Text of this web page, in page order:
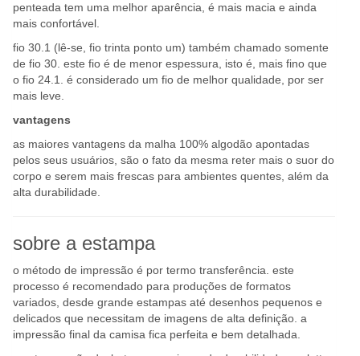
penteada tem uma melhor aparência, é mais macia e ainda
mais confortável.
fio 30.1 (lê-se, fio trinta ponto um) também chamado somente
de fio 30. este fio é de menor espessura, isto é, mais fino que
o fio 24.1. é considerado um fio de melhor qualidade, por ser
mais leve.
vantagens
as maiores vantagens da malha 100% algodão apontadas
pelos seus usuários, são o fato da mesma reter mais o suor do
corpo e serem mais frescas para ambientes quentes, além da
alta durabilidade.
sobre a estampa
o método de impressão é por termo transferência. este
processo é recomendado para produções de formatos
variados, desde grande estampas até desenhos pequenos e
delicados que necessitam de imagens de alta definição. a
impressão final da camisa fica perfeita e bem detalhada.